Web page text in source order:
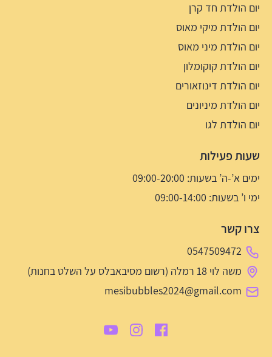
יום הולדת חד קרן
יום הולדת מיקי מאוס
יום הולדת מיני מאוס
יום הולדת קוקומלון
יום הולדת דינוזאורים
יום הולדת מיניונים
יום הולדת לגו
שעות פעילות
ימים א’-ה’ בשעות: 09:00-20:00
ימי ו’ בשעות: 09:00-14:00
צרו קשר
0547509472
משה לוי 18 רמלה (רשום מסיבאבלס על השלט בחנות)
mesibubbles2024@gmail.com